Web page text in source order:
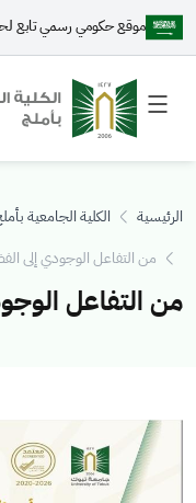
موقع حكومي رسمي تابع
Toggle
menu
Toggle
secondary
menu
الرئيسية الكلية الجامعية
من التفاعل الوجودي إلى
من التفاعل
الصورة